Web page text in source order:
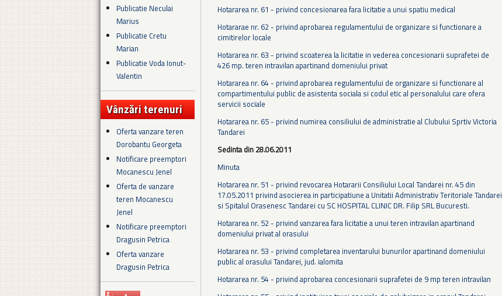
Publicatie Neculai
Marius
Publicatie Cretu
Marian
Publicatie Voda Ionut-
Valentin
Vânzări terenuri
Oferta vanzare teren
Dorobantu Georgeta
Notificare preemptori
Mocanescu Jenel
Oferta de vanzare
teren Mocanescu
Jenel
Notificare preemptori
Dragusin Petrica
Oferta vanzare
Dragusin Petrica
Hotararea nr. 61 - privind concesionarea fara licitatie a unui spatiu medical
Hotararae nr. 62 - privind aprobarea regulamentului de organizare si functionare a
cimitirelor locale
Hotararea nr. 63 - privind scoaterea la licitatie in vederea concesionarii suprafetei de
426 mp. teren intravilan apartinand domeniului privat
Hotararea nr. 64 - privind aprobarea regulamentului de organizare si functionare al
compartimentului public de asistenta sociala si codul etic al personalului care ofera
servicii sociale
Hotararea nr. 65 - privind numirea consiliului de administratie al Clubului Sprtiv Victoria
Tandarei
Sedinta din 28.06.2011
Minuta
Hotararea nr. 51 - privind revocarea Hotararii Consiliului Local Tandarei nr. 45 din
17.05.2011 privind asocierea in participatiune a Unitatii Administrativ Teritoriale Tandarei
si Spitalul Orasenesc Tandarei cu SC HOSPITAL CLINIC DR. Filip SRL Bucuresti.
Hotararea nr. 52 - privind vanzarea fara licitatie a unui teren intravilan apartinand
domeniului privat al orasului
Hotararea nr. 53 - privind completarea inventarului bunurilor apartinand domeniului
public al orasului Tandarei, jud. ialomita
Hotararea nr. 54 - privind aprobarea concesionarii suprafetei de 9 mp teren intravilan